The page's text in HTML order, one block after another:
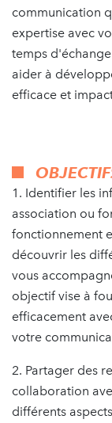
communication
expertise avec
temps
aider à
efficace et
1. Identifier les
association ou
fonctionnement
découvrir les
vous
objectif vise à
efficacement
votre
2. Partager des
collaboration
différents